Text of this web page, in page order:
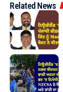
Related News